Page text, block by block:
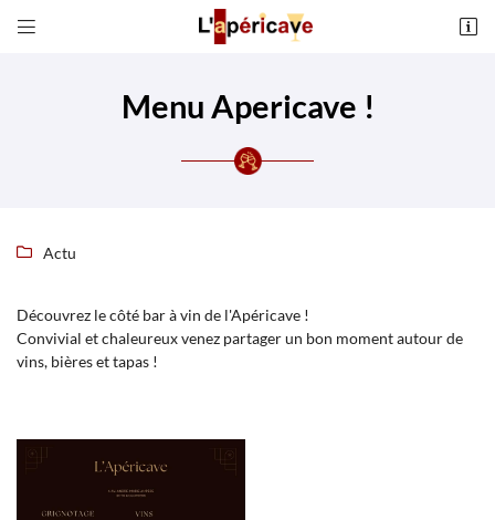
 
2 AVENUE ANDRE MARIE AMPERE
05 31 22 85 48
 Adresse email de réception
Menu Apericave !
 Actu
Découvrez le côté bar à vin de l'Apéricave !
Convivial et chaleureux venez partager un bon moment autour de
vins, bières et tapas !